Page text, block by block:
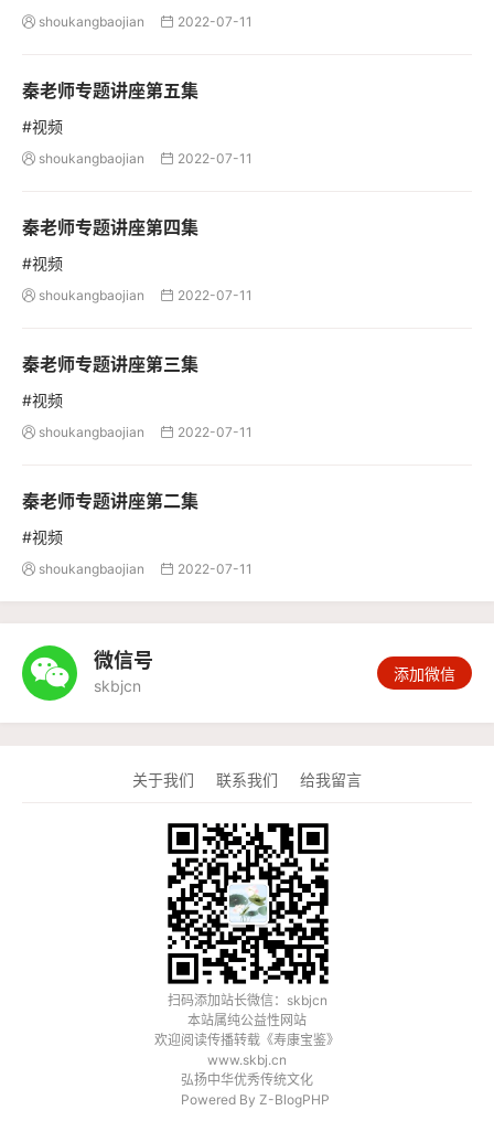
 shoukangbaojian  2022-07-11
秦老师专题讲座第五集
#视频
 shoukangbaojian  2022-07-11
秦老师专题讲座第四集
#视频
 shoukangbaojian  2022-07-11
秦老师专题讲座第三集
#视频
 shoukangbaojian  2022-07-11
秦老师专题讲座第二集
#视频
 shoukangbaojian  2022-07-11
 微信号
skbjcn
添加微信
关于我们 联系我们 给我留言
扫码添加站长微信：skbjcn
本站属纯公益性网站
欢迎阅读传播转载《寿康宝鉴》
www.skbj.cn
弘扬中华优秀传统文化
Powered By Z-BlogPHP